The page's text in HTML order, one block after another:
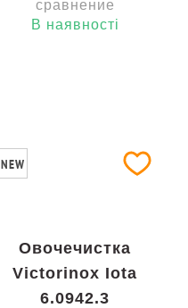
сравнение
В наявності
NEW
Овочечистка
Victorinox Iota
6.0942.3